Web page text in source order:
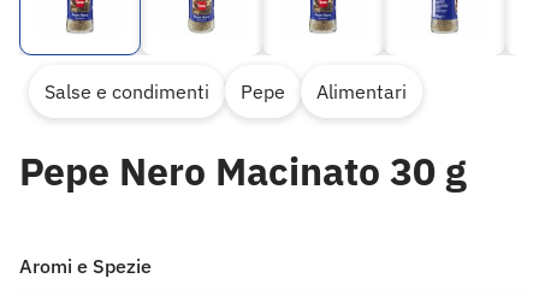
Salse e condimenti Pepe Alimentari
Pepe Nero Macinato 30 g
Aromi e Spezie